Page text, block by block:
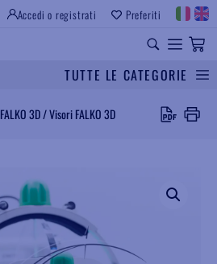
Accedi o registrati Preferiti
TUTTE LE CATEGORIE
FALKO 3D/Visori FALKO 3D